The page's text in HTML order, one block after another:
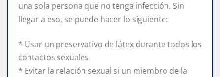
una sola persona que no tenga infección. Sin
llegar a eso, se puede hacer lo siguiente:
* Usar un preservativo de látex durante todos los
contactos sexuales
* Evitar la relación sexual si un miembro de la